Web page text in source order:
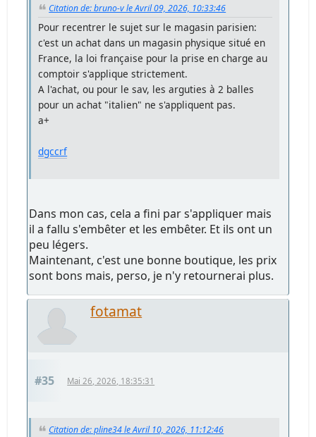
Citation de: bruno-v le Avril 09, 2026, 10:33:46
Pour recentrer le sujet sur le magasin parisien:
c'est un achat dans un magasin physique situé en
France, la loi française pour la prise en charge au
comptoir s'applique strictement.
A l'achat, ou pour le sav, les arguties à 2 balles
pour un achat "italien" ne s'appliquent pas.
a+
dgccrf
Dans mon cas, cela a fini par s'appliquer mais
il a fallu s'embêter et les embêter. Et ils ont un
peu légers.
Maintenant, c'est une bonne boutique, les prix
sont bons mais, perso, je n'y retournerai plus.
fotamat
#35 Mai 26, 2026, 18:35:31
Citation de: pline34 le Avril 10, 2026, 11:12:46